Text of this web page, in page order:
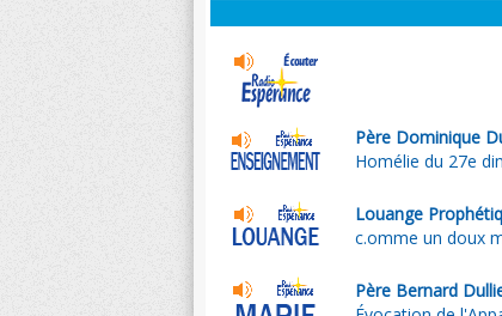
Père Dominique
Homélie du 27e
Louange
c.omme un doux
Père Bernard